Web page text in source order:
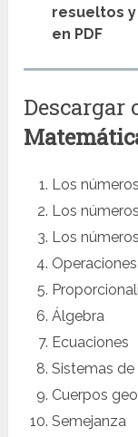
resueltos
en PDF
Descargar
Los
Los
Los
Álgebra
Ecuaciones
Sistemas
Cuerpos
Semejanza